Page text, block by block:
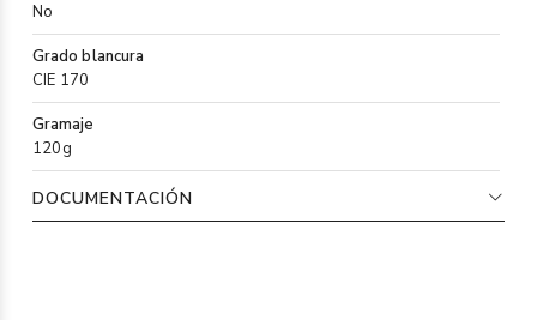
No
Grado blancura
CIE 170
Gramaje
120g
DOCUMENTACIÓN